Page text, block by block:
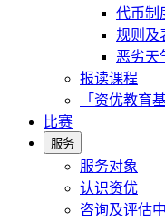
代币制
规则及
恶劣天
报读课程
「资优教育
比赛
服务
服务对象
认识资优
咨询及评估